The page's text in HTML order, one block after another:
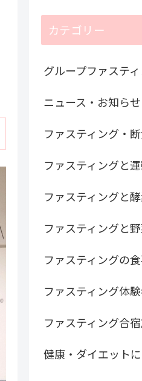
カテゴリー
グループファステ
ニュース・お知らせ
ファスティング・
ファスティングと
ファスティングと
ファスティングと
ファスティングの
ファスティング体
ファスティング合
健康・ダイエット